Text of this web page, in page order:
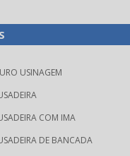
USINAGEM
COM IMA
DE BANCADA